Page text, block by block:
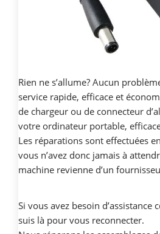
Rien ne s’allume? Aucun
service rapide, efficace et
de chargeur ou de connecteur
votre ordinateur portable,
Les réparations sont effectuées
vous n’avez donc jamais à
machine revienne d’un
Si vous avez besoin d’assistance
suis là pour vous reconnecter.